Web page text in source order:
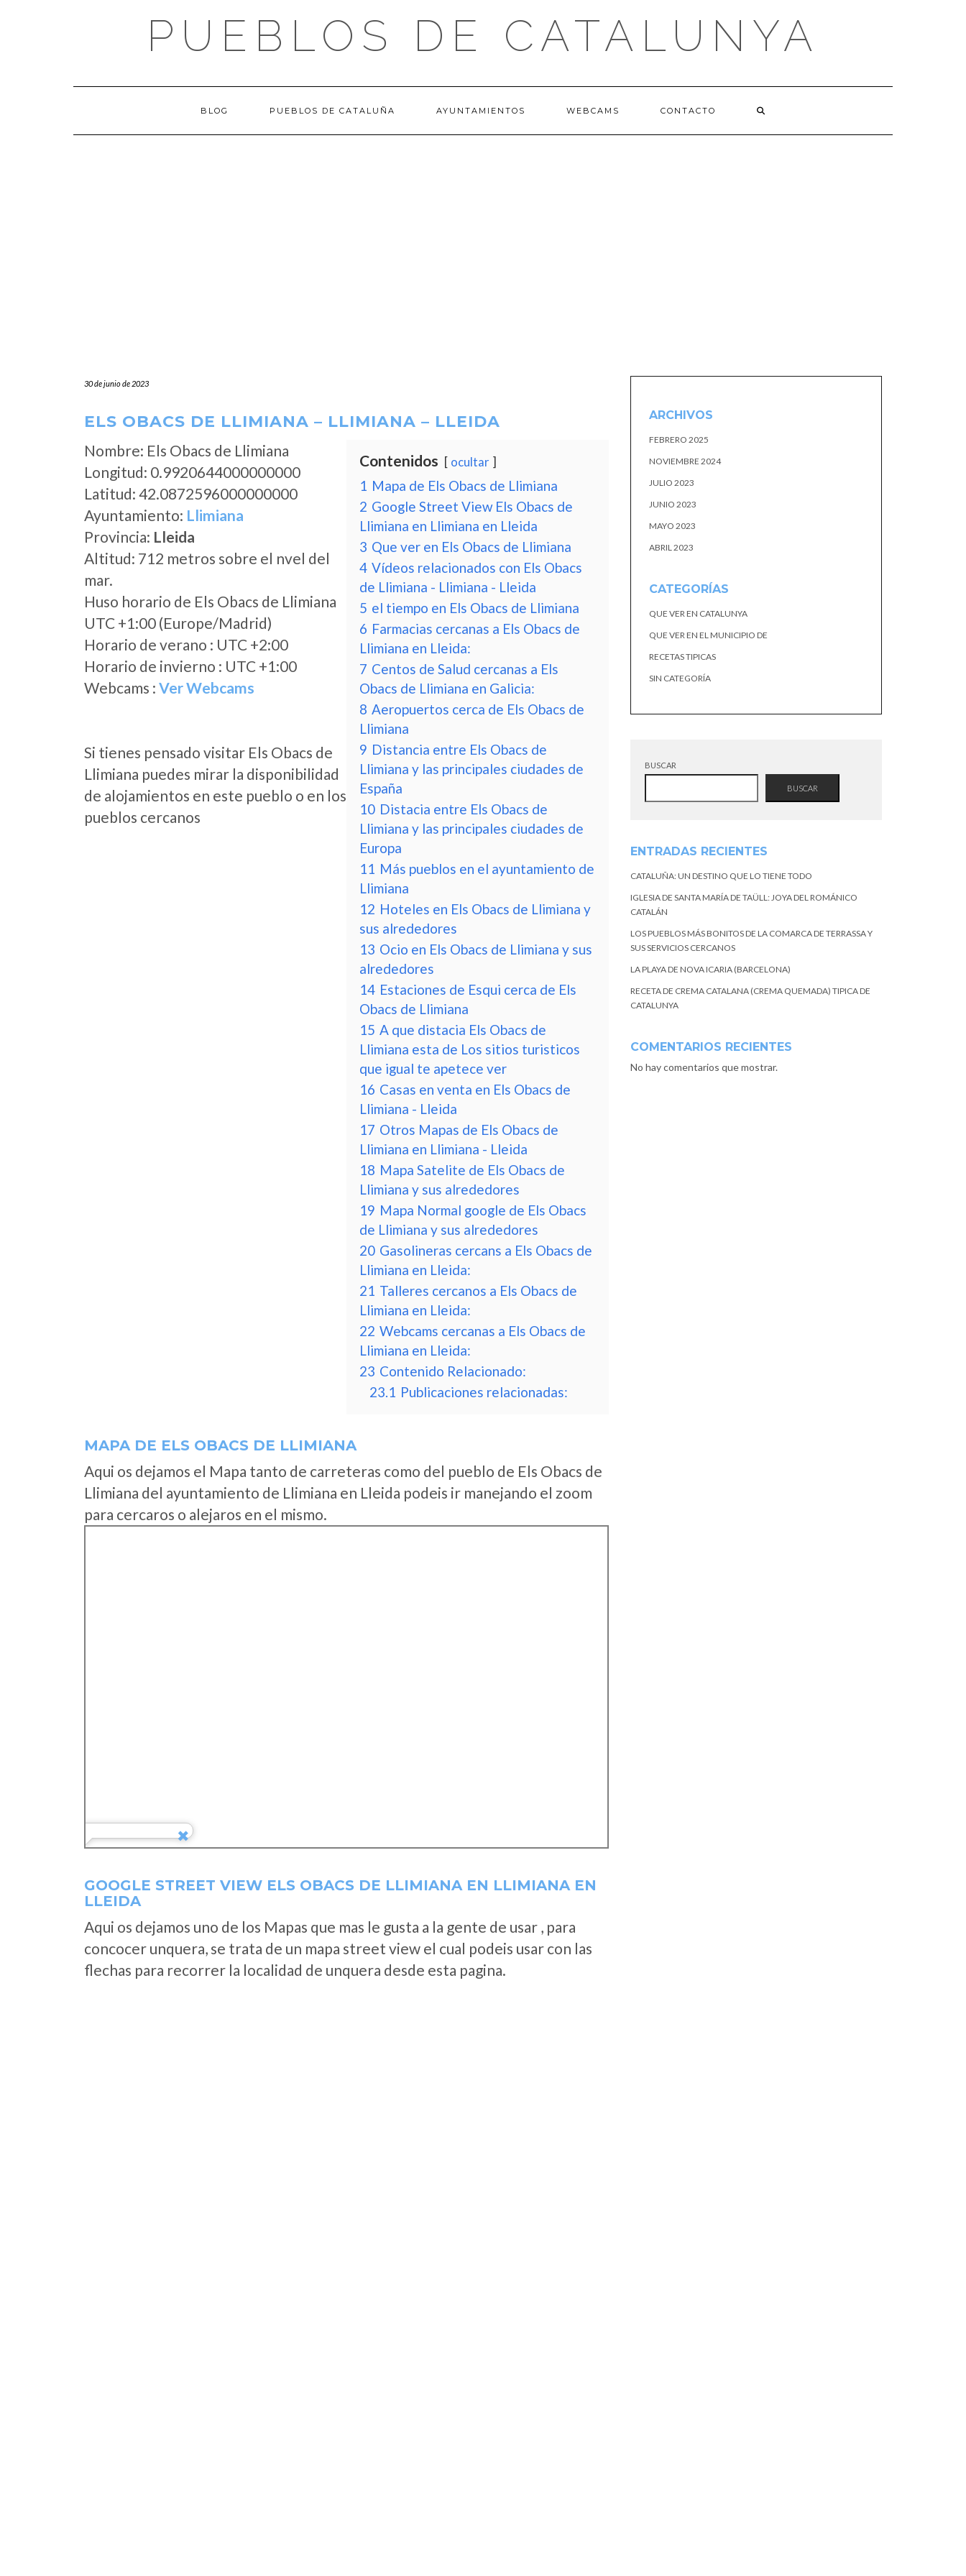
PUEBLOS DE CATALUNYA
BLOG PUEBLOS DE CATALUÑA AYUNTAMIENTOS WEBCAMS CONTACTO
30 de junio de 2023
ELS OBACS DE LLIMIANA – LLIMIANA – LLEIDA
Nombre: Els Obacs de Llimiana
Longitud: 0.9920644000000000
Latitud: 42.0872596000000000
Ayuntamiento: Llimiana
Provincia: Lleida
Altitud: 712 metros sobre el nvel del
mar.
Huso horario de Els Obacs de Llimiana
UTC +1:00 (Europe/Madrid)
Horario de verano : UTC +2:00
Horario de invierno : UTC +1:00
Webcams : Ver Webcams
Si tienes pensado visitar Els Obacs de
Llimiana puedes mirar la disponibilidad
de alojamientos en este pueblo o en los
pueblos cercanos
Contenidos ocultar
1 Mapa de Els Obacs de Llimiana
2 Google Street View Els Obacs de
Llimiana en Llimiana en Lleida
3 Que ver en Els Obacs de Llimiana
4 Vídeos relacionados con Els Obacs
de Llimiana - Llimiana - Lleida
5 el tiempo en Els Obacs de Llimiana
6 Farmacias cercanas a Els Obacs de
Llimiana en Lleida:
7 Centos de Salud cercanas a Els
Obacs de Llimiana en Galicia:
8 Aeropuertos cerca de Els Obacs de
Llimiana
9 Distancia entre Els Obacs de
Llimiana y las principales ciudades de
España
10 Distacia entre Els Obacs de
Llimiana y las principales ciudades de
Europa
11 Más pueblos en el ayuntamiento de
Llimiana
12 Hoteles en Els Obacs de Llimiana y
sus alrededores
13 Ocio en Els Obacs de Llimiana y sus
alrededores
14 Estaciones de Esqui cerca de Els
Obacs de Llimiana
15 A que distacia Els Obacs de
Llimiana esta de Los sitios turisticos
que igual te apetece ver
16 Casas en venta en Els Obacs de
Llimiana - Lleida
17 Otros Mapas de Els Obacs de
Llimiana en Llimiana - Lleida
18 Mapa Satelite de Els Obacs de
Llimiana y sus alrededores
19 Mapa Normal google de Els Obacs
de Llimiana y sus alrededores
20 Gasolineras cercans a Els Obacs de
Llimiana en Lleida:
21 Talleres cercanos a Els Obacs de
Llimiana en Lleida:
22 Webcams cercanas a Els Obacs de
Llimiana en Lleida:
23 Contenido Relacionado:
23.1 Publicaciones relacionadas:
MAPA DE ELS OBACS DE LLIMIANA
Aqui os dejamos el Mapa tanto de carreteras como del pueblo de Els Obacs de
Llimiana del ayuntamiento de Llimiana en Lleida podeis ir manejando el zoom
para cercaros o alejaros en el mismo.
GOOGLE STREET VIEW ELS OBACS DE LLIMIANA EN LLIMIANA EN
LLEIDA
Aqui os dejamos uno de los Mapas que mas le gusta a la gente de usar , para
concocer unquera, se trata de un mapa street view el cual podeis usar con las
flechas para recorrer la localidad de unquera desde esta pagina.
ARCHIVOS
FEBRERO 2025
NOVIEMBRE 2024
JULIO 2023
JUNIO 2023
MAYO 2023
ABRIL 2023
CATEGORÍAS
QUE VER EN CATALUNYA
QUE VER EN EL MUNICIPIO DE
RECETAS TIPICAS
SIN CATEGORÍA
BUSCAR
BUSCAR
ENTRADAS RECIENTES
CATALUÑA: UN DESTINO QUE LO TIENE TODO
IGLESIA DE SANTA MARÍA DE TAÜLL: JOYA DEL ROMÁNICO
CATALÁN
LOS PUEBLOS MÁS BONITOS DE LA COMARCA DE TERRASSA Y
SUS SERVICIOS CERCANOS
LA PLAYA DE NOVA ICARIA (BARCELONA)
RECETA DE CREMA CATALANA (CREMA QUEMADA) TIPICA DE
CATALUNYA
COMENTARIOS RECIENTES
No hay comentarios que mostrar.